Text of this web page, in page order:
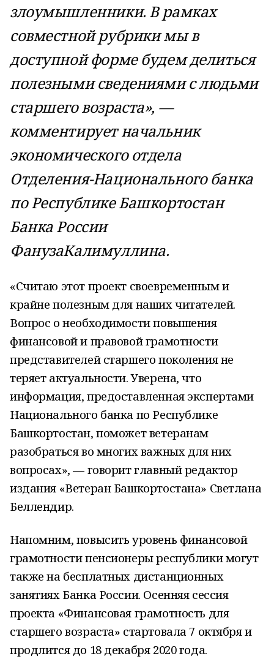
злоумышленники. В рамках
совместной рубрики мы в
доступной форме будем делиться
полезными сведениями с людьми
старшего возраста», —
комментирует начальник
экономического отдела
Отделения-Национального банка
по Республике Башкортостан
Банка России
ФанузаКалимуллина.
«Считаю этот проект своевременным и
крайне полезным для наших читателей.
Вопрос о необходимости повышения
финансовой и правовой грамотности
представителей старшего поколения не
теряет актуальности. Уверена, что
информация, предоставленная экспертами
Национального банка по Республике
Башкортостан, поможет ветеранам
разобраться во многих важных для них
вопросах», — говорит главный редактор
издания «Ветеран Башкортостана» Светлана
Беллендир.
Напомним, повысить уровень финансовой
грамотности пенсионеры республики могут
также на бесплатных дистанционных
занятиях Банка России. Осенняя сессия
проекта «Финансовая грамотность для
старшего возраста» стартовала 7 октября и
продлится до 18 декабря 2020 года.